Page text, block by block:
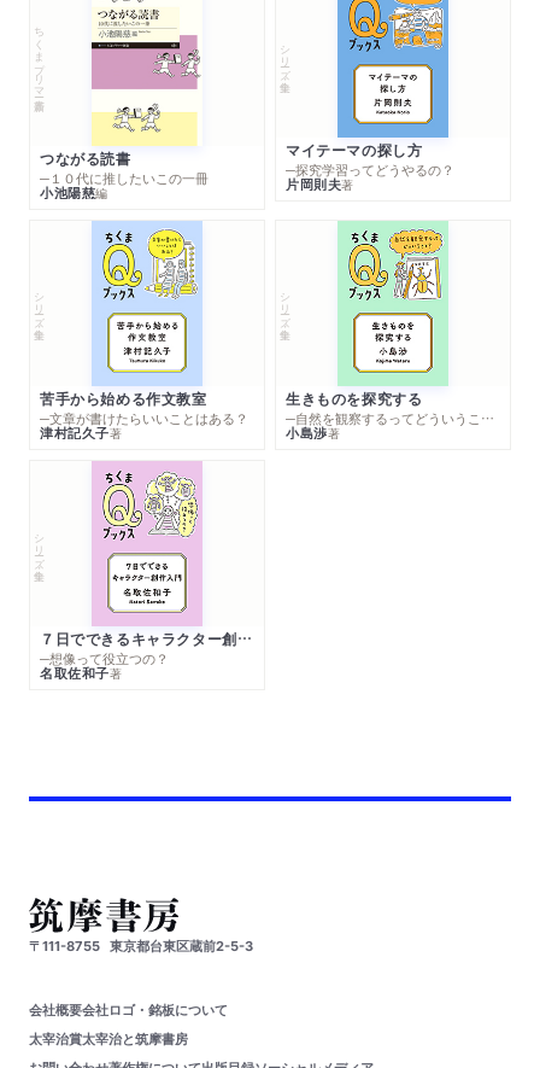
ちくまプリマー新書
つながる読書
─１０代に推したいこの一冊
小池陽慈編
シリーズ・全集
マイテーマの探し方
─探究学習ってどうやるの？
片岡則夫著
シリーズ・全集
苦手から始める作文教室
─文章が書けたらいいことはある？
津村記久子著
シリーズ・全集
生きものを探究する
─自然を観察するってどういうこと？
小島渉著
シリーズ・全集
７日でできるキャラクター創作入門
─想像って役立つの？
名取佐和子著
〒111-8755 東京都台東区蔵前2-5-3
会社概要会社ロゴ・銘板について
太宰治賞太宰治と筑摩書房